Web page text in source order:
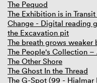
The Pequod
The Exhibition is in
Change - Digital reading
the Excavation pit
The breath grows
The People's Collection –
The Other Shore
The Ghost In the Thread
The G-Spot (99 - Hjalmar